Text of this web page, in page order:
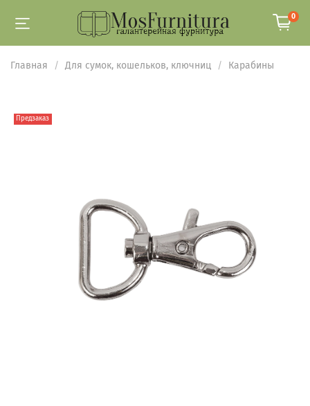
0
Главная Для сумок, кошельков, ключниц Карабины
Предзаказ